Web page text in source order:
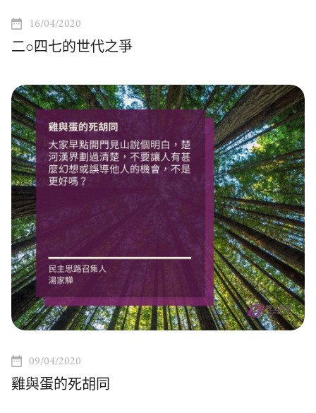
16/04/2020
二○四七的世代之爭
09/04/2020
雞與蛋的死胡同